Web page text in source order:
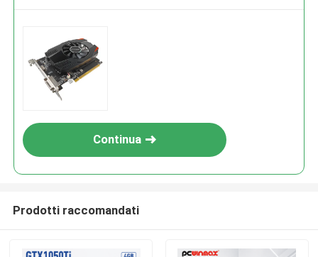
Continua
Prodotti raccomandati